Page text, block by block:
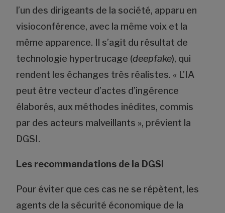
l’un des dirigeants de la société, apparu en
visioconférence, avec la même voix et la
même apparence. Il s’agit du résultat de
technologie hypertrucage (deepfake), qui
rendent les échanges très réalistes. « L’IA
peut être vecteur d’actes d’ingérence
élaborés, aux méthodes inédites, commis
par des acteurs malveillants », prévient la
DGSI.
Les recommandations de la DGSI
Pour éviter que ces cas ne se répètent, les
agents de la sécurité économique de la